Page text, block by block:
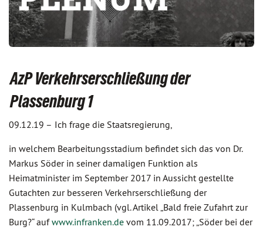
AzP Verkehrserschließung der
Plassenburg 1
09.12.19 – Ich frage die Staatsregierung,
in welchem Bearbeitungsstadium befindet sich das von Dr.
Markus Söder in seiner damaligen Funktion als
Heimatminister im September 2017 in Aussicht gestellte
Gutachten zur besseren Verkehrserschließung der
Plassenburg in Kulmbach (vgl. Artikel „Bald freie Zufahrt zur
Burg?“ aufwww.infranken.de vom 11.09.2017; „Söder bei der